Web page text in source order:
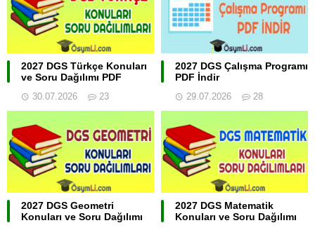
2027 DGS Türkçe Konuları
ve Soru Dağılımı PDF
30.07.2026 23
2027 DGS Çalışma Programı
PDF İndir
29.07.2026 28
2027 DGS Geometri
Konuları ve Soru Dağılımı
2027 DGS Matematik
Konuları ve Soru Dağılımı